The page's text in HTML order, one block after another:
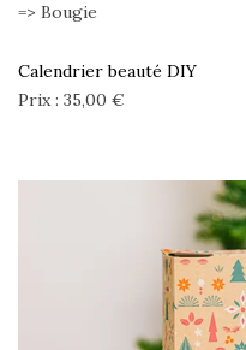
=> Bougie
Calendrier beauté DIY
Prix : 35,00 €